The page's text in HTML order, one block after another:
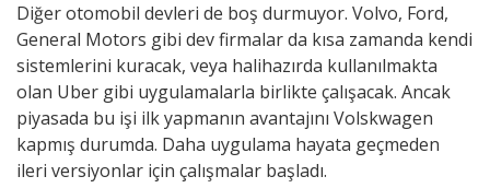
Diğer otomobil devleri de boş durmuyor. Volvo, Ford,
General Motors gibi dev firmalar da kısa zamanda kendi
sistemlerini kuracak, veya halihazırda kullanılmakta
olan Uber gibi uygulamalarla birlikte çalışacak. Ancak
piyasada bu işi ilk yapmanın avantajını Volskwagen
kapmış durumda. Daha uygulama hayata geçmeden
ileri versiyonlar için çalışmalar başladı.